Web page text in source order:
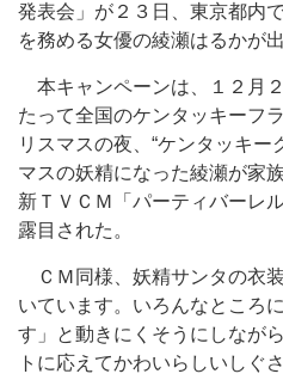
発表会」が２３日、東京都内
を務める女優の綾瀬はるかが出
本キャンペーンは、１２月
たって全国のケンタッキーフ
リスマスの夜、“ケンタッキー
マスの妖精になった綾瀬が家
新ＴＶＣＭ「パーティバーレ
露目された。
ＣＭ同様、妖精サンタの衣
いています。いろんなところ
す」と動きにくそうにしなが
トに応えてかわいらしいしぐ